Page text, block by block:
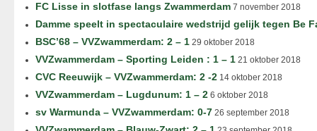
FC Lisse in slotfase langs Zwammerdam 7 november 2018
Damme speelt in spectaculaire wedstrijd gelijk tegen Be
BSC’68 – VVZwammerdam: 2 – 1 29 oktober 2018
VVZwammerdam – Sporting Leiden : 1 – 1 21 oktober 2018
CVC Reeuwijk – VVZwammerdam: 2 -2 14 oktober 2018
VVZwammerdam – Lugdunum: 1 – 2 6 oktober 2018
sv Warmunda – VVZwammerdam: 0-7 26 september 2018